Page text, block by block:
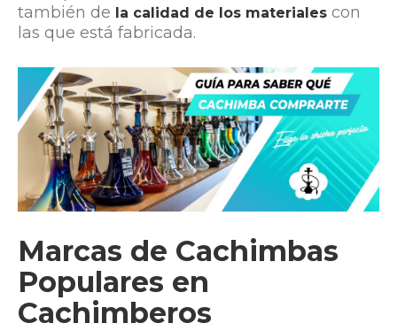
también de la calidad de los materiales con
las que está fabricada.
Marcas de Cachimbas
Populares en
Cachimberos